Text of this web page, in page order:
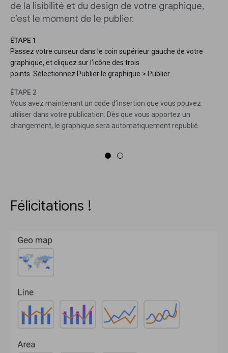
de la lisibilité et du design de votre graphique,
c’est le moment de le publier.
ÉTAPE 1
Passez votre curseur dans le coin supérieur gauche de votre
graphique, et cliquez sur l’icône des trois
points. Sélectionnez Publier le graphique > Publier.
ÉTAPE 2
Vous avez maintenant un code d’insertion que vous pouvez
utiliser dans votre publication. Dès que vous apportez un
changement, le graphique sera automatiquement republié.
Félicitations !